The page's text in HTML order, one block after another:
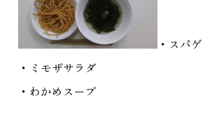
・スパ
・ミモザサラダ
・わかめスープ